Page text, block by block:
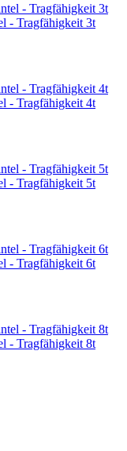
- Tragfähigkeit 3t
- Tragfähigkeit 4t
- Tragfähigkeit 5t
- Tragfähigkeit 6t
- Tragfähigkeit 8t